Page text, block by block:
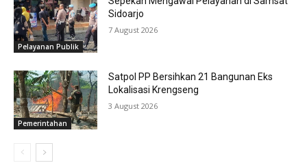
Pelayanan Publik
Sidoarjo
7 August 2026
Pemerintahan
Satpol PP Bersihkan 21 Bangunan Eks
Lokalisasi Krengseng
3 August 2026